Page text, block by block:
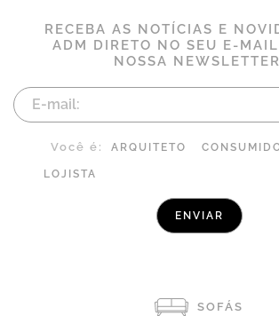
RECEBA AS NOTÍCIAS E
ADM DIRETO NO SEU E-
NOSSA
Você é: ARQUITETO
LOJISTA
SOFÁS